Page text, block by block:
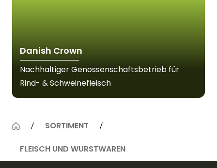
Danish Crown
Nachhaltiger Genossenschaftsbetrieb für
Rind- & Schweinefleisch
SORTIMENT
FLEISCH UND WURSTWAREN